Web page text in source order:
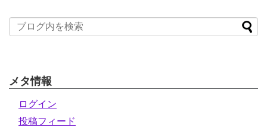
メタ情報
ログイン
投稿フィード